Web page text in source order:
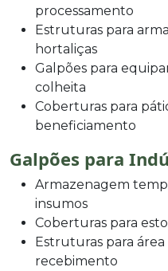
processamento
Estruturas para
hortaliças
Galpões para
colheita
Coberturas para
beneficiamento
Galpões para
Armazenagem
insumos
Coberturas para
Estruturas para
recebimento